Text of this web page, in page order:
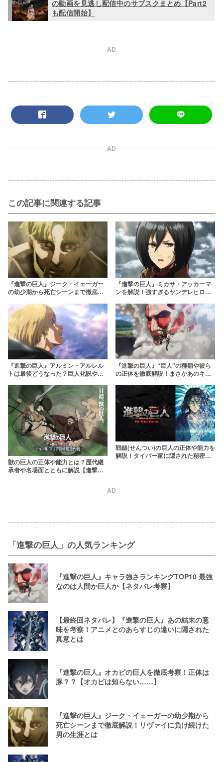
の動画を見逃し配信中のサブスクまとめ【Part2
も配信開始】
AD
AD
この記事に関連する記事
『進撃の巨人』ジーク・イェーガー
の幼少期から死亡シーンまで徹底解
とは
『進撃の巨人』ミカサ・アッカーマ
ンを解説！強すぎるヤンデレヒロイ
『進撃の巨人』アルミン・アルレル
トは最後どうなった？巨人化説や死
『進撃の巨人』“巨人”の種類や彼ら
の正体を徹底解説！まさかあのキャ
獣の巨人の正体や能力とは？歴代継
承者や名場面とともに解説【進撃の
戦鎚(せんつい)の巨人の正体や能力を
解説！タイバー家に隠された秘密と
AD
「進撃の巨人」の人気ランキング
『進撃の巨人』キャラ強さランキングTOP10 最強
なのは人間か巨人か【ネタバレ考察】
【最終回ネタバレ】『進撃の巨人』あの結末の意
味を考察！アニメとのあらすじの違いに隠された
真意とは
『進撃の巨人』オカピの巨人を徹底考察！正体は
豚？？【オカピは知らない……】
『進撃の巨人』ジーク・イェーガーの幼少期から
死亡シーンまで徹底解説！リヴァイに負け続けた
男の生涯とは